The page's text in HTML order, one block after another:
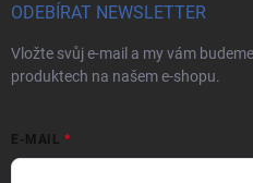
ODEBÍRAT NEWSLETTER
Vložte svůj e-mail a my vám
produktech na našem e-shopu.
E-MAIL